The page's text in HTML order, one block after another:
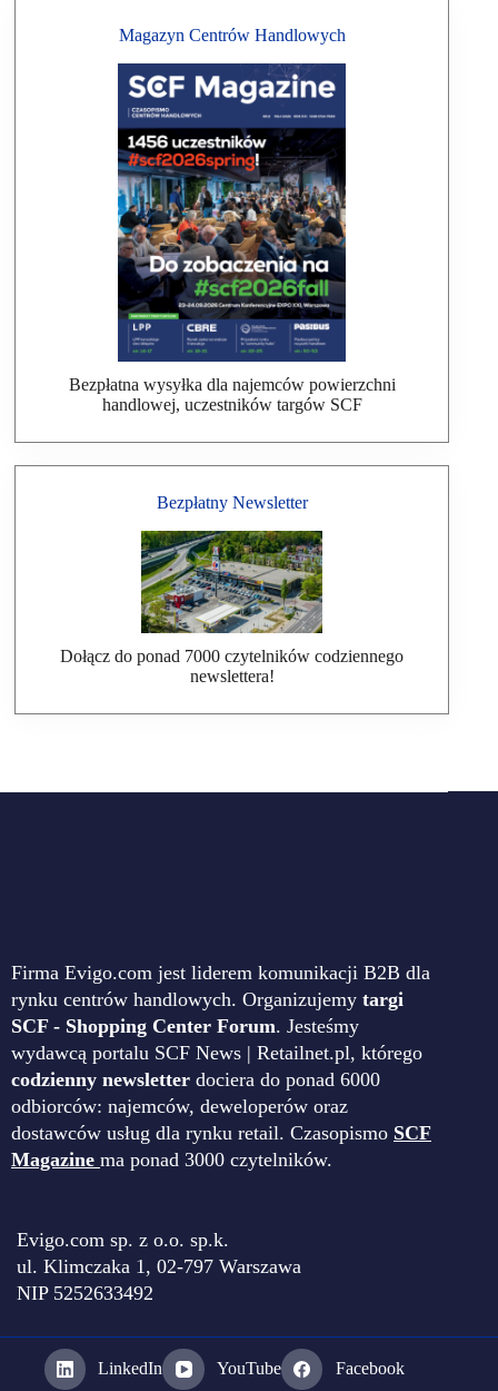
Magazyn Centrów Handlowych
Bezpłatna wysyłka dla najemców powierzchni
handlowej, uczestników targów SCF
Bezpłatny Newsletter
Dołącz do ponad 7000 czytelników codziennego
newslettera!
Firma Evigo.com jest liderem komunikacji B2B dla
rynku centrów handlowych. Organizujemy targi
SCF - Shopping Center Forum. Jesteśmy
wydawcą portalu SCF News | Retailnet.pl, którego
codzienny newsletter dociera do ponad 6000
odbiorców: najemców, deweloperów oraz
dostawców usług dla rynku retail. Czasopismo SCF
Magazine ma ponad 3000 czytelników.
Evigo.com sp. z o.o. sp.k.
ul. Klimczaka 1, 02-797 Warszawa
NIP 5252633492
LinkedIn YouTube Facebook